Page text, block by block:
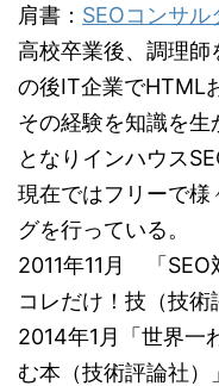
肩書： SEOコンサル
高校卒業後、調理師
の後IT企業でHTML
その経験を知識を
となりインハウス
現在ではフリーで様
グを行っている。
2011年11月 「SEO
コレだけ！技（技術
2014年1月「世界一
む本（技術評論社）